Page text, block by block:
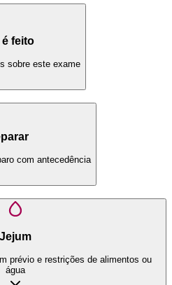
feito
sobre este exame
com antecedência
Jejum
prévio e restrições de alimentos ou
água